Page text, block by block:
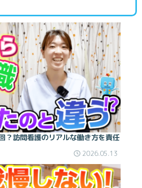
？訪問看護のリアルな働き方を責任
2026.05.13